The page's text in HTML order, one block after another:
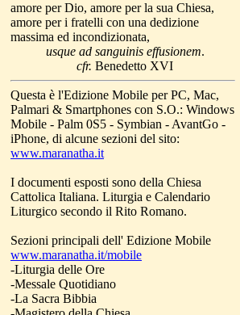
amore per Dio, amore per la sua Chiesa,
amore per i fratelli con una dedizione
massima ed incondizionata,
usque ad sanguinis effusionem.
cfr. Benedetto XVI
Questa è l'Edizione Mobile per PC, Mac,
Palmari & Smartphones con S.O.: Windows
Mobile - Palm 0S5 - Symbian - AvantGo -
iPhone, di alcune sezioni del sito:
www.maranatha.it
I documenti esposti sono della Chiesa
Cattolica Italiana. Liturgia e Calendario
Liturgico secondo il Rito Romano.
Sezioni principali dell' Edizione Mobile
www.maranatha.it/mobile
-Liturgia delle Ore
-Messale Quotidiano
-La Sacra Bibbia